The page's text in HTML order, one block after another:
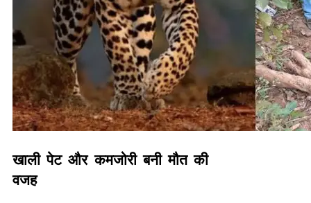
खाली पेट और कमजोरी बनी मौत की
वजह